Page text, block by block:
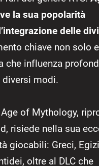
la sua popolarità
delle
chiave non solo
che influenza
modi.
Age of Mythology,
risiede nella sua
giocabili: Greci,
oltre al DLC che